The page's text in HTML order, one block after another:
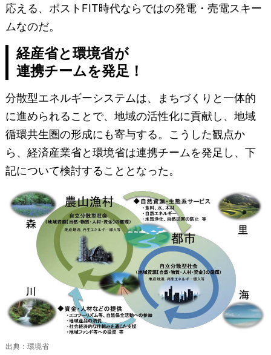
応える、ポストFIT時代ならではの発電・売電スキー
ムなのだ。
経産省と環境省が
連携チームを発足！
分散型エネルギーシステムは、まちづくりと一体的
に進められることで、地域の活性化に貢献し、地域
循環共生圏の形成にも寄与する。こうした観点か
ら、経済産業省と環境省は連携チームを発足し、下
記について検討することとなった。
出典：環境省